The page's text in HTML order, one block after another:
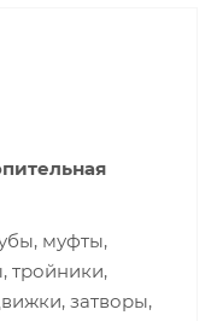
муфты,
тройники,
затворы,